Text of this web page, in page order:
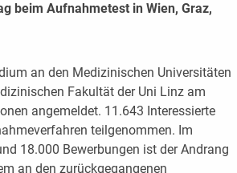
beim Aufnahmetest in Wien, Graz,
an den Medizinischen Universitäten
Fakultät der Uni Linz am
angemeldet. 11.643 Interessierte
teilgenommen. Im
18.000 Bewerbungen ist der Andrang
an den zurückgegangenen